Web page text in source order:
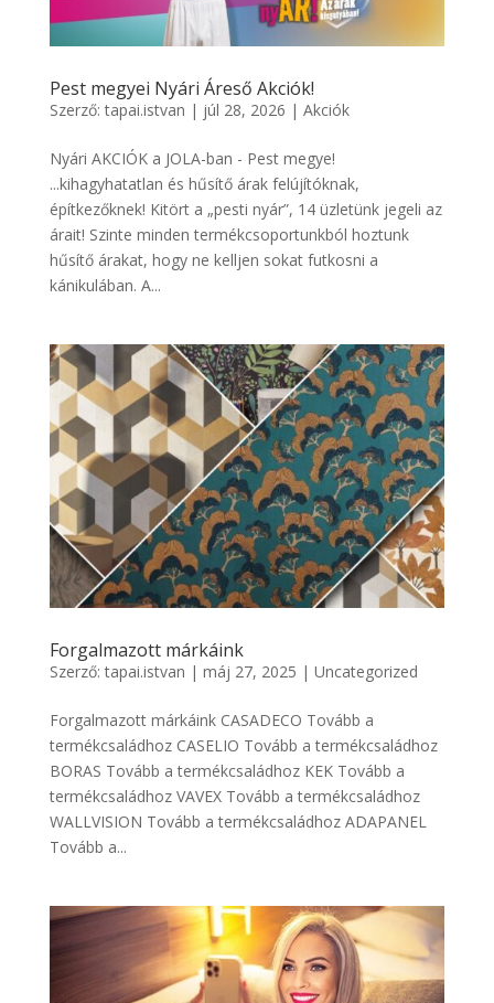
Pest megyei Nyári Áreső Akciók!
Szerző:tapai.istvan | júl 28, 2026 | Akciók
Nyári AKCIÓK a JOLA-ban - Pest megye!
...kihagyhatatlan és hűsítő árak felújítóknak,
építkezőknek! Kitört a „pesti nyár”, 14 üzletünk jegeli az
árait! Szinte minden termékcsoportunkból hoztunk
hűsítő árakat, hogy ne kelljen sokat futkosni a
kánikulában. A...
Forgalmazott márkáink
Szerző:tapai.istvan | máj 27, 2025 | Uncategorized
Forgalmazott márkáink CASADECO Tovább a
termékcsaládhoz CASELIO Tovább a termékcsaládhoz
BORAS Tovább a termékcsaládhoz KEK Tovább a
termékcsaládhoz VAVEX Tovább a termékcsaládhoz
WALLVISION Tovább a termékcsaládhoz ADAPANEL
Tovább a...